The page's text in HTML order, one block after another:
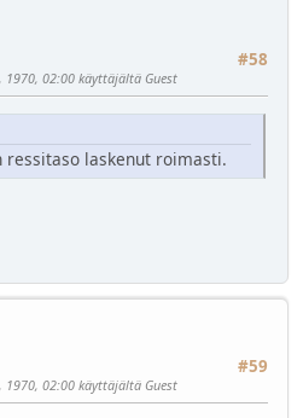
#58
1970, 02:00 käyttäjältä Guest
ressitaso laskenut roimasti.
#59
1970, 02:00 käyttäjältä Guest